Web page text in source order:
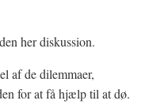
her diskussion.
af de dilemmaer,
for at få hjælp til at dø.